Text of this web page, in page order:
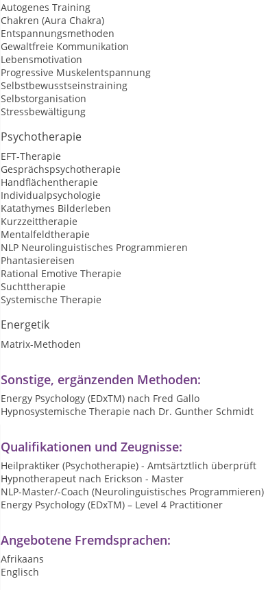
Autogenes Training
Chakren (Aura Chakra)
Entspannungsmethoden
Gewaltfreie Kommunikation
Lebensmotivation
Progressive Muskelentspannung
Selbstbewusstseinstraining
Selbstorganisation
Stressbewältigung
Psychotherapie
EFT-Therapie
Gesprächspsychotherapie
Handflächentherapie
Individualpsychologie
Katathymes Bilderleben
Kurzzeittherapie
Mentalfeldtherapie
NLP Neurolinguistisches Programmieren
Phantasiereisen
Rational Emotive Therapie
Suchttherapie
Systemische Therapie
Energetik
Matrix-Methoden
Sonstige, ergänzenden Methoden:
Energy Psychology (EDxTM) nach Fred Gallo
Hypnosystemische Therapie nach Dr. Gunther Schmidt
Qualifikationen und Zeugnisse:
Heilpraktiker (Psychotherapie) - Amtsärtztlich überprüft
Hypnotherapeut nach Erickson - Master
NLP-Master/-Coach (Neurolinguistisches Programmieren)
Energy Psychology (EDxTM) – Level 4 Practitioner
Angebotene Fremdsprachen:
Afrikaans
Englisch